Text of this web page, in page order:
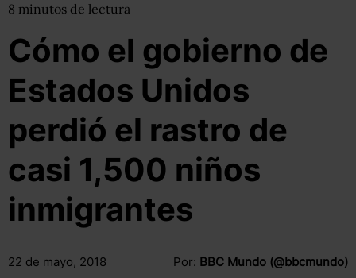
8 minutos de lectura
Cómo el gobierno de
Estados Unidos
perdió el rastro de
casi 1,500 niños
inmigrantes
22 de mayo, 2018 Por: BBC Mundo (@bbcmundo)